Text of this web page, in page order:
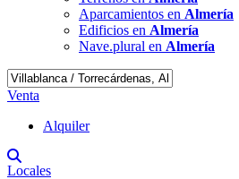
Aparcamientos en Almería
Edificios en Almería
Nave.plural en Almería
Venta
Alquiler
Locales